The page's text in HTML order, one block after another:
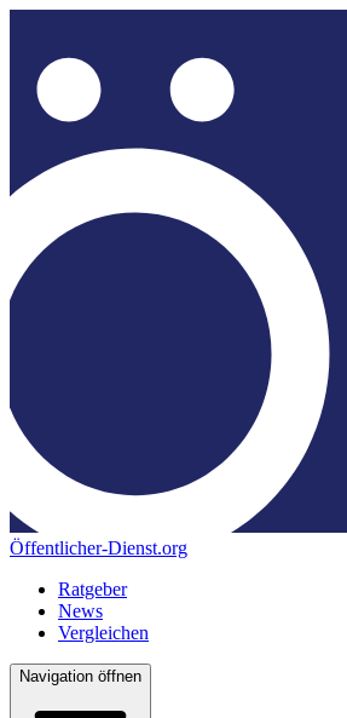
Öffentlicher-Dienst.org
Ratgeber
News
Vergleichen
Navigation öffnen